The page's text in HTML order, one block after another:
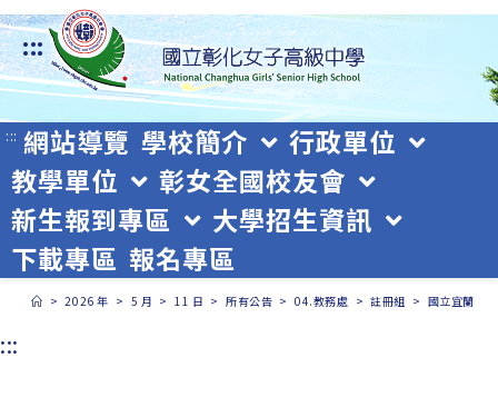
跳
轉
至
主
要
內
容
:::
::: 網站導覽 學校簡介
行政單位
教學單位
彰女全國校友會
新生報到專區
大學招生資訊
下載專區 報名專區
> 2026 年 > 5 月 > 11 日 > 所有公告 > 04.教務處 > 註冊組 > 國立宜蘭大
:::